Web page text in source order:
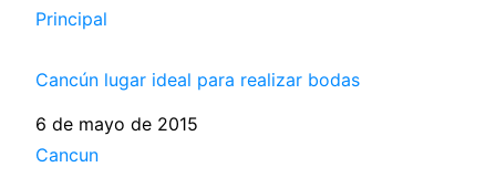
Respecto a
Principal
Cancún lugar ideal para realizar bodas
Fecha
6 de mayo de 2015
Respecto a
Cancun